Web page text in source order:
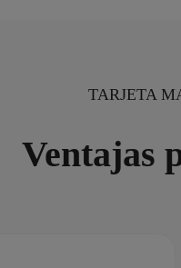
TARJETA
Ventajas